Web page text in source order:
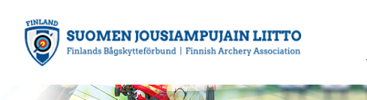
sivun
sisältöön
Suomen Jousiampujain Liitto ry